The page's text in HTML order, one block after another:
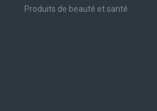
Produits de beauté et santé